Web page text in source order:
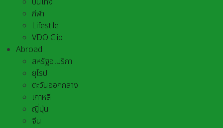
กีฬา
Lifestile
VDO Clip
Abroad
สหรัฐอเมริกา
ยุโรป
ตะวันออกกลาง
เกาหลี
ญี่ปุ่น
จีน